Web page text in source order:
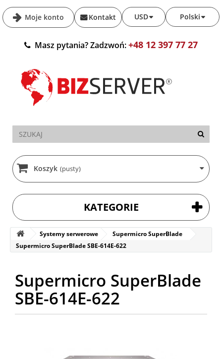
Moje konto Polski
USD
Kontakt
Masz pytania? Zadzwoń:+48 12 397 77 27
Koszyk (pusty)
KATEGORIE
Systemy serwerowe
Supermicro SuperBlade
Supermicro SuperBlade SBE-614E-622
Supermicro SuperBlade
SBE-614E-622